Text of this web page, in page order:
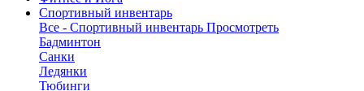
Спортивный инвентарь
Все - Спортивный инвентарь Просмотреть
Бадминтон
Санки
Ледянки
Тюбинги